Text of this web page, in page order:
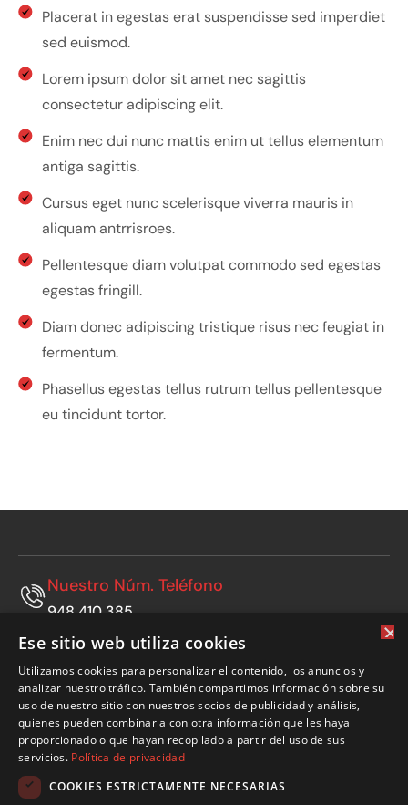
Placerat in egestas erat suspendisse sed imperdiet
sed euismod.
Lorem ipsum dolor sit amet nec sagittis
consectetur adipiscing elit.
Enim nec dui nunc mattis enim ut tellus elementum
antiga sagittis.
Cursus eget nunc scelerisque viverra mauris in
aliquam antrrisroes.
Pellentesque diam volutpat commodo sed egestas
egestas fringill.
Diam donec adipiscing tristique risus nec feugiat in
fermentum.
Phasellus egestas tellus rutrum tellus pellentesque
eu tincidunt tortor.
948 410 385
Nuestro Núm. Teléfono
665 769 808
Nuestro Núm. Móvil
Polígono Municipal, vial B nº24. 31500 Tudela
(Navarra)
Nuestra Ubicación
Email
×
Ese sitio web utiliza cookies
Utilizamos cookies para personalizar el contenido, los anuncios y
analizar nuestro tráfico. También compartimos información sobre su
uso de nuestro sitio con nuestros socios de publicidad y análisis,
quienes pueden combinarla con otra información que les haya
proporcionado o que hayan recopilado a partir del uso de sus
servicios. Política de privacidad
COOKIES ESTRICTAMENTE NECESARIAS